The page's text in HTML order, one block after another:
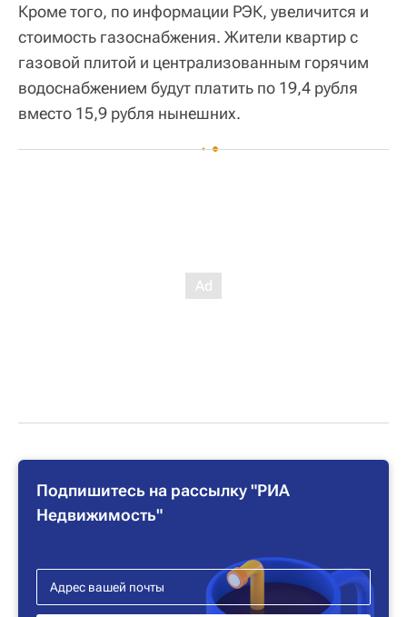
Кроме того, по информации РЭК, увеличится и
стоимость газоснабжения. Жители квартир с
газовой плитой и централизованным горячим
водоснабжением будут платить по 19,4 рубля
вместо 15,9 рубля нынешних.
Подпишитесь на рассылку "РИА
Недвижимость"